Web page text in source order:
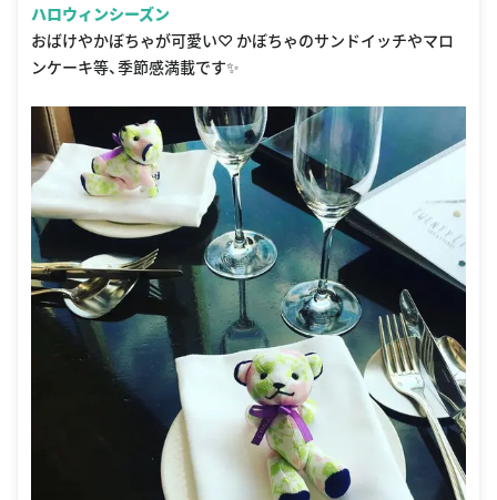
ハロウィンシーズン
おばけやかぼちゃが可愛い♡ かぼちゃのサンドイッチやマロ
ンケーキ等、季節感満載です✨